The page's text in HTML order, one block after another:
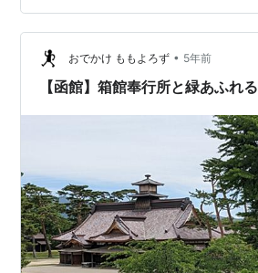
著者の藤田さんは、1946年長野県生
部卒、東北大学大学院文学研究科博
学。専攻は日…
おでかけ ももよろず • 5年前
【函館】箱館奉行所と緑あふれ